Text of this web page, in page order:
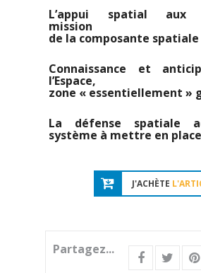
L’appui spatial aux
mission
de la composante spatiale
Connaissance et
l’Espace,
zone « essentiellement »
La défense spatiale
système à mettre en
J'ACHÈTE
Partagez...